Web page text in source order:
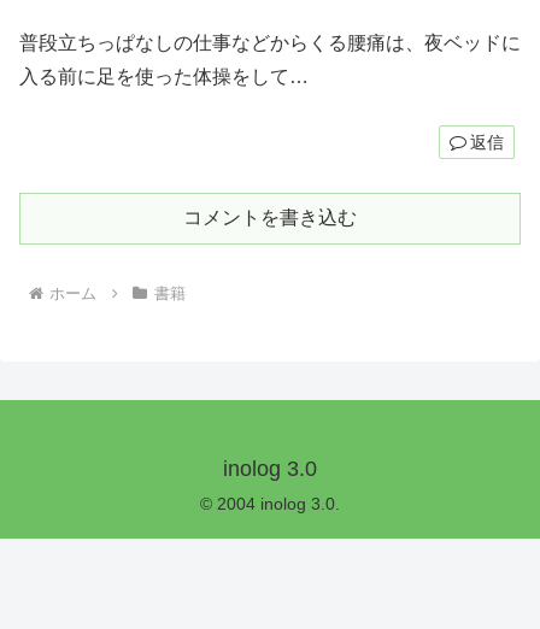
普段立ちっぱなしの仕事などからくる腰痛は、夜ベッドに
入る前に足を使った体操をして…
返信
コメントを書き込む
ホーム 書籍
inolog 3.0
© 2004 inolog 3.0.